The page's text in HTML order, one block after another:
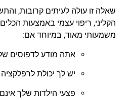
שאלה זו עולה לעיתים קרובות,
הקליני, ריפוי עצמי באמצעות
משמעותי מאוד, במיוחד אם:
אתה מודע לדפוסים
יש לך יכולת
פצעי הילדות שלך